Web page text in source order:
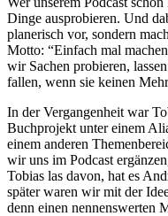
Dinge ausprobieren. Und
planerisch vor, sondern
Motto: “Einfach mal
wir Sachen probieren,
fallen, wenn sie keinen
In der Vergangenheit war
Buchprojekt unter einem
einem anderen
wir uns im Podcast
Tobias las davon, hat es
später waren wir mit der
denn einen nennenswerten